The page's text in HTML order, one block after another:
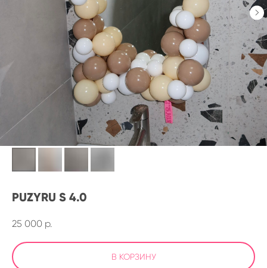
PUZYRU S 4.0
25 000 р.
В КОРЗИНУ